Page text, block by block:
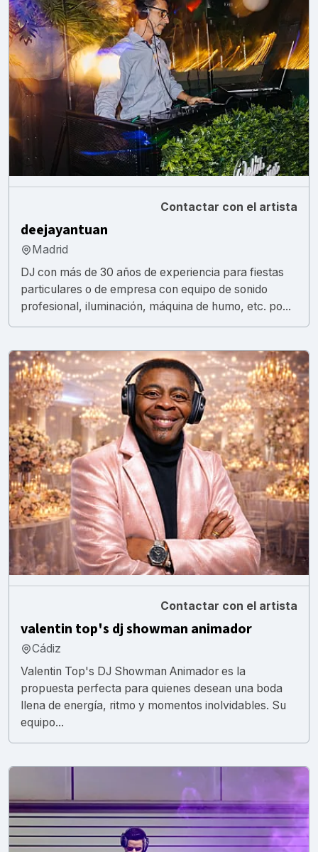
Contactar con el artista
deejayantuan
Madrid
DJ con más de 30 años de experiencia para fiestas
particulares o de empresa con equipo de sonido
profesional, iluminación, máquina de humo, etc. po...
Contactar con el artista
valentin top's dj showman animador
Cádiz
Valentin Top's DJ Showman Animador es la
propuesta perfecta para quienes desean una boda
llena de energía, ritmo y momentos inolvidables. Su
equipo...